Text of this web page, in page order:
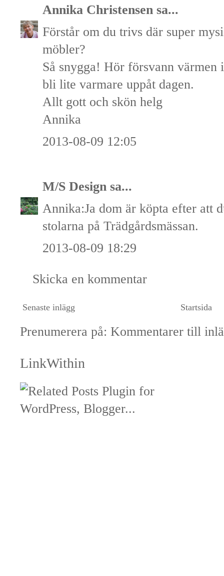
Annika Christensen sa...
Förstår om du trivs där super
möbler?
Så snygga! Hör försvann värmen
bli lite varmare uppåt dagen.
Allt gott och skön helg
Annika
2013-08-09 12:05
M/S Design sa...
Annika:Ja dom är köpta efter att
stolarna på Trädgårdsmässan.
2013-08-09 18:29
Skicka en kommentar
Senaste inlägg Startsida
Prenumerera på: Kommentarer till
LinkWithin